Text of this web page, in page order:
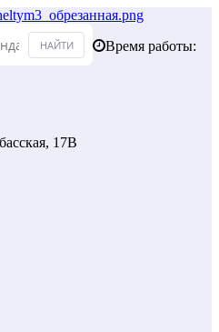
Время работы:
17В